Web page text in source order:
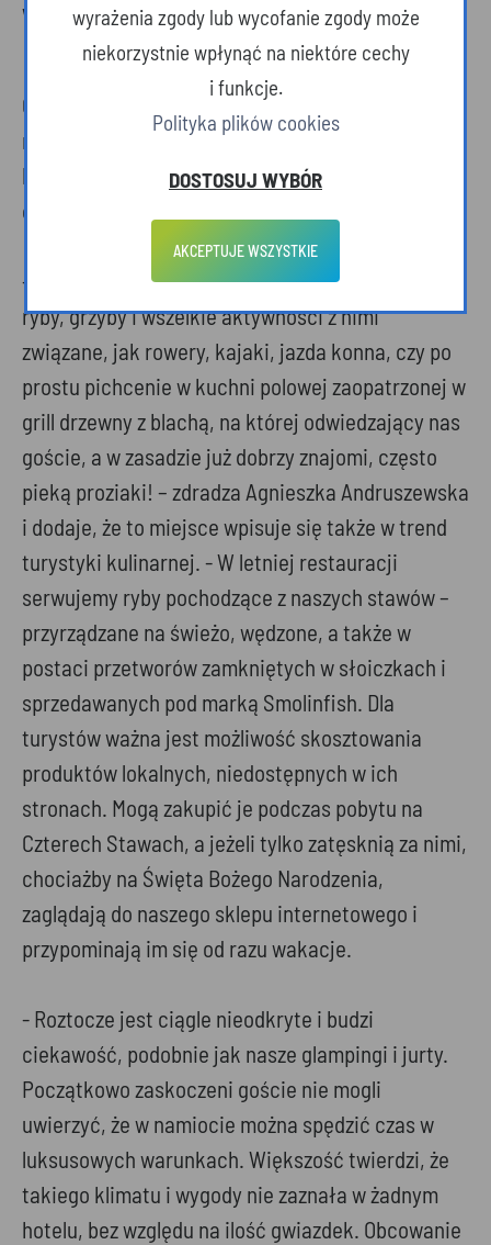
w takich przybytkach.
Glamping pozwala zatopić się w naturze bez
rezygnacji z cywilizacyjnych wygód. Stojące na
brzegu stawów jurty i namioty są na tyle oddalone
od siebie, aby zachować intymność.
- Do dyspozycji turystów pozostają stawy, lasy,
ryby, grzyby i wszelkie aktywności z nimi
związane, jak rowery, kajaki, jazda konna, czy po
prostu pichcenie w kuchni polowej zaopatrzonej w
grill drzewny z blachą, na której odwiedzający nas
goście, a w zasadzie już dobrzy znajomi, często
pieką proziaki! – zdradza Agnieszka Andruszewska
i dodaje, że to miejsce wpisuje się także w trend
turystyki kulinarnej. - W letniej restauracji
serwujemy ryby pochodzące z naszych stawów –
przyrządzane na świeżo, wędzone, a także w
postaci przetworów zamkniętych w słoiczkach i
sprzedawanych pod marką Smolinfish. Dla
turystów ważna jest możliwość skosztowania
produktów lokalnych, niedostępnych w ich
stronach. Mogą zakupić je podczas pobytu na
Czterech Stawach, a jeżeli tylko zatęsknią za nimi,
chociażby na Święta Bożego Narodzenia,
zaglądają do naszego sklepu internetowego i
przypominają im się od razu wakacje.
- Roztocze jest ciągle nieodkryte i budzi
ciekawość, podobnie jak nasze glampingi i jurty.
Początkowo zaskoczeni goście nie mogli
uwierzyć, że w namiocie można spędzić czas w
luksusowych warunkach. Większość twierdzi, że
takiego klimatu i wygody nie zaznała w żadnym
hotelu, bez względu na ilość gwiazdek. Obcowanie
wyrażenia zgody lub wycofanie zgody może
niekorzystnie wpłynąć na niektóre cechy
i funkcje.
Polityka plików cookies
DOSTOSUJ WYBÓR
AKCEPTUJE WSZYSTKIE